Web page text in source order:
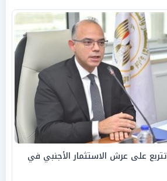
على عرش الاستثمار الأجنبي في